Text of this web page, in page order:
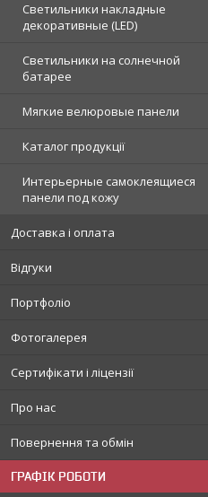
Светильники накладные
декоративные (LED)
Светильники на солнечной
батарее
Мягкие велюровые панели
Каталог продукції
Интерьерные самоклеящиеся
панели под кожу
Доставка і оплата
Відгуки
Портфоліо
Фотогалерея
Сертифікати і ліцензії
Про нас
Повернення та обмін
ГРАФІК РОБОТИ